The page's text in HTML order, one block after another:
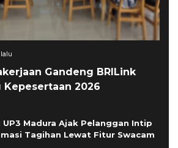
Gandeng BRILink
Kepesertaan 2026
UP3 Madura Ajak Pelanggan Intip
Tagihan Lewat Fitur Swacam